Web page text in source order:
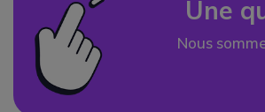
Une
Nous